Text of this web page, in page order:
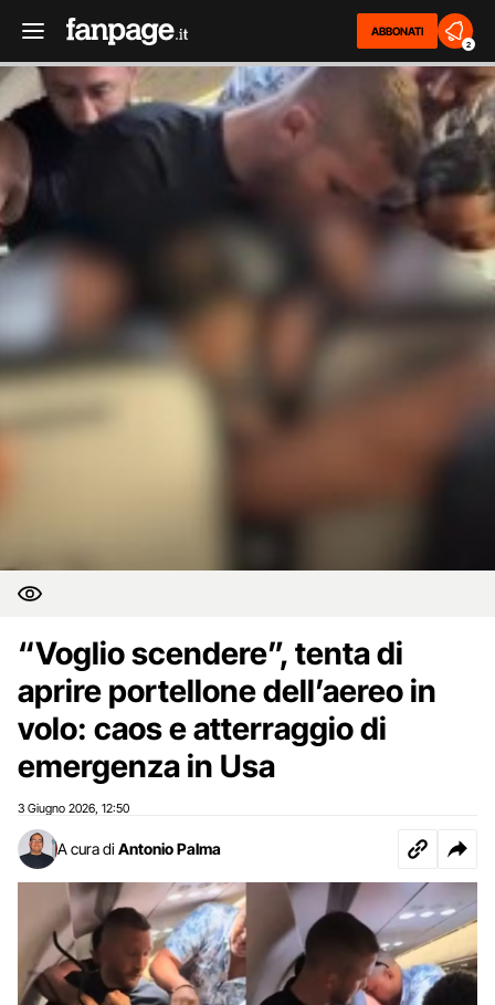
ABBONATI
2
“Voglio scendere”, tenta di
aprire portellone dell’aereo in
volo: caos e atterraggio di
emergenza in Usa
3 Giugno 2026 12:50
A cura di Antonio Palma